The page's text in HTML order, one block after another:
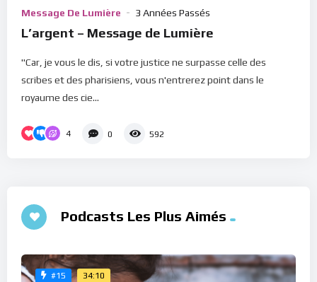
Message De Lumière 3 Années Passés
L’argent – Message de Lumière
"Car, je vous le dis, si votre justice ne surpasse celle des
scribes et des pharisiens, vous n'entrerez point dans le
royaume des cie...
4 0 592
Podcasts Les Plus Aimés
#15 34:10